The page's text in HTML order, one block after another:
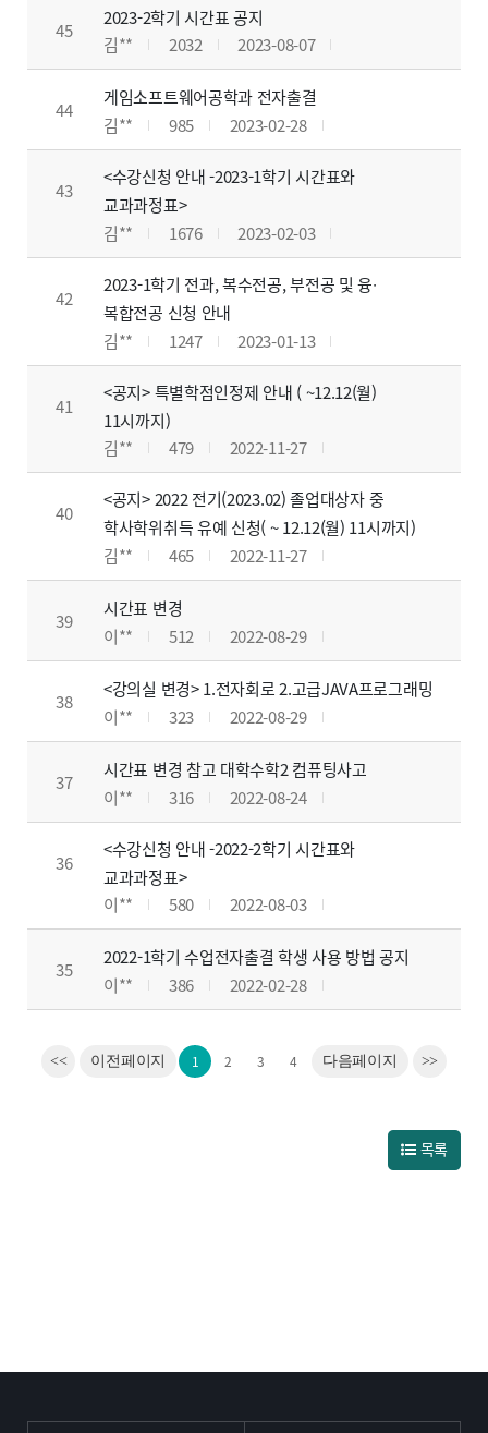
45
2023-2학기 시간표 공지
김**
2032 2023-08-07
44
게임소프트웨어공학과 전자출결
김**
985 2023-02-28
43
<수강신청 안내 -2023-1학기 시간표와
교과과정표>
김**
1676 2023-02-03
42
2023-1학기 전과, 복수전공, 부전공 및 융∙
복합전공 신청 안내
김**
1247 2023-01-13
41
<공지> 특별학점인정제 안내 ( ~12.12(월)
11시까지)
김**
479 2022-11-27
40
<공지> 2022 전기(2023.02) 졸업대상자 중
학사학위취득 유예 신청( ~ 12.12(월) 11시까지)
김**
465 2022-11-27
39
시간표 변경
이**
512 2022-08-29
38
<강의실 변경> 1.전자회로 2.고급JAVA프로그래밍
이**
323 2022-08-29
37
시간표 변경 참고 대학수학2 컴퓨팅사고
이**
316 2022-08-24
36
<수강신청 안내 -2022-2학기 시간표와
교과과정표>
이**
580 2022-08-03
35
2022-1학기 수업전자출결 학생 사용 방법 공지
이**
386 2022-02-28
<< 이전페이지 1 2 3 4 다음페이지 >>
목록